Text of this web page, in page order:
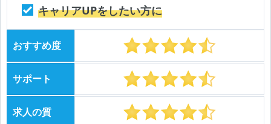
キャリアUPをしたい方に
おすすめ度
サポート
求人の質